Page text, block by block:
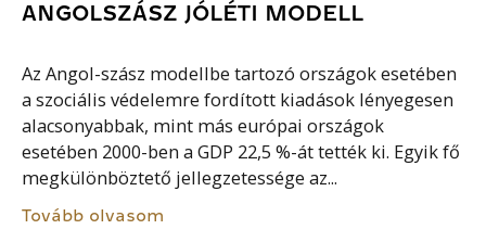
ANGOLSZÁSZ JÓLÉTI MODELL
Az Angol-szász modellbe tartozó országok esetében
a szociális védelemre fordított kiadások lényegesen
alacsonyabbak, mint más európai országok
esetében 2000-ben a GDP 22,5 %-át tették ki. Egyik fő
megkülönböztető jellegzetessége az...
Tovább olvasom